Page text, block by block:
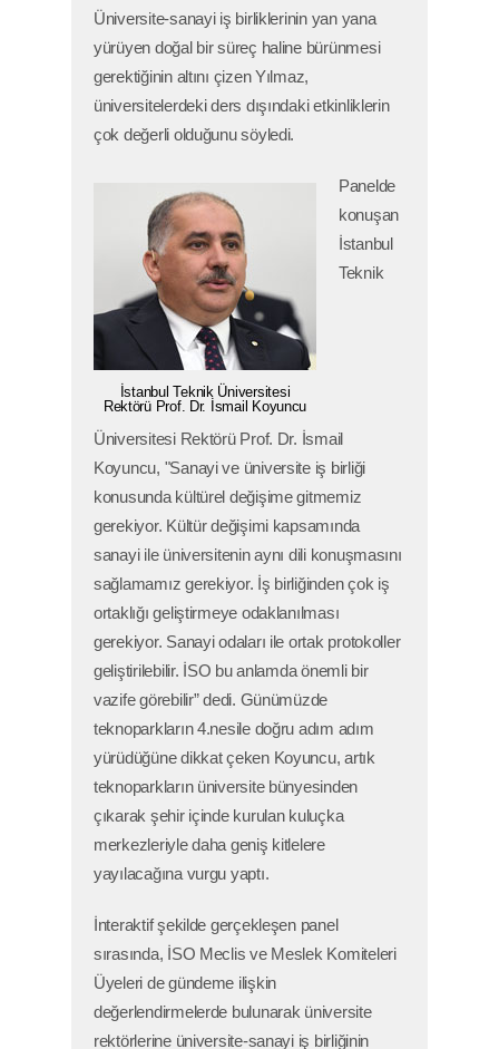
Üniversite-sanayi iş birliklerinin yan yana
yürüyen doğal bir süreç haline bürünmesi
gerektiğinin altını çizen Yılmaz,
üniversitelerdeki ders dışındaki etkinliklerin
çok değerli olduğunu söyledi.
İstanbul Teknik Üniversitesi
Rektörü Prof. Dr. İsmail Koyuncu
Panelde
konuşan
İstanbul
Teknik
Üniversitesi Rektörü Prof. Dr. İsmail
Koyuncu, "Sanayi ve üniversite iş birliği
konusunda kültürel değişime gitmemiz
gerekiyor. Kültür değişimi kapsamında
sanayi ile üniversitenin aynı dili konuşmasını
sağlamamız gerekiyor. İş birliğinden çok iş
ortaklığı geliştirmeye odaklanılması
gerekiyor. Sanayi odaları ile ortak protokoller
geliştirilebilir. İSO bu anlamda önemli bir
vazife görebilir” dedi. Günümüzde
teknoparkların 4.nesile doğru adım adım
yürüdüğüne dikkat çeken Koyuncu, artık
teknoparkların üniversite bünyesinden
çıkarak şehir içinde kurulan kuluçka
merkezleriyle daha geniş kitlelere
yayılacağına vurgu yaptı.
İnteraktif şekilde gerçekleşen panel
sırasında, İSO Meclis ve Meslek Komiteleri
Üyeleri de gündeme ilişkin
değerlendirmelerde bulunarak üniversite
rektörlerine üniversite-sanayi iş birliğinin
E-BÜLTEN
İstanbul Sanayi Odası
Gizlilik ve Hukuki Şartlar
KVKK Bilgilendirme
Bu site içeriğinin her türlü hakkı İstanbul Sanayi
Odası'na aittir. İzinsiz kullanılamaz.Site Haritası
Normal versiyona geçmek için tıklayınız